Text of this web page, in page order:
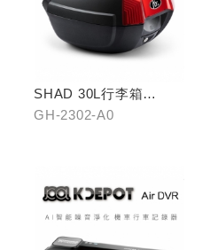
SHAD 30L行李箱
(KYMCO專屬款)
GH-2302-A0